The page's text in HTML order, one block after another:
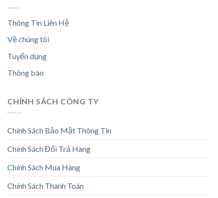
Thông Tin Liên Hệ
Về chúng tôi
Tuyển dụng
Thông báo
CHÍNH SÁCH CÔNG TY
Chính Sách Bảo Mật Thông Tin
Chính Sách Đổi Trả Hàng
Chính Sách Mua Hàng
Chính Sách Thanh Toán